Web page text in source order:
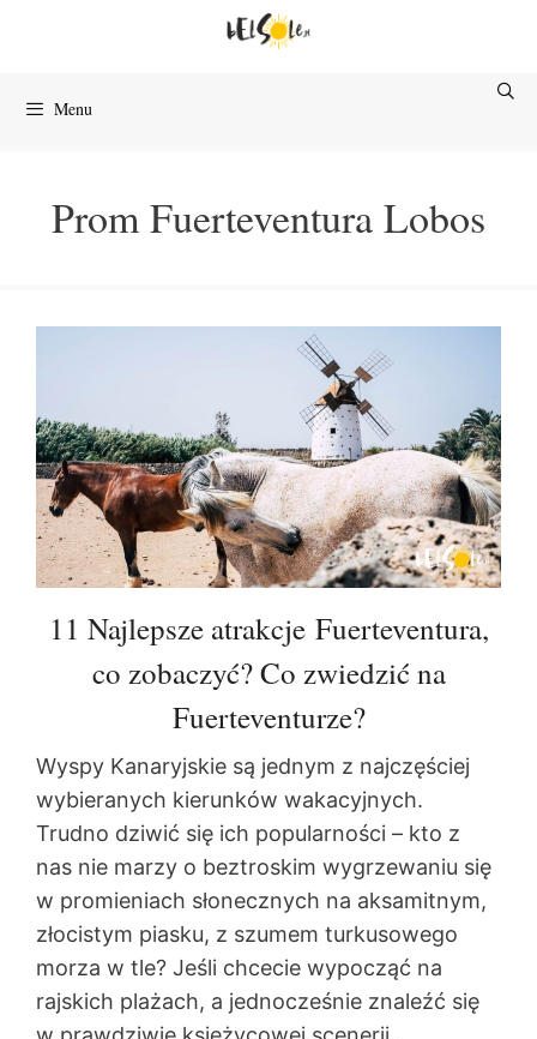
Menu
Prom Fuerteventura Lobos
11 Najlepsze atrakcje Fuerteventura,
co zobaczyć? Co zwiedzić na
Fuerteventurze?
Wyspy Kanaryjskie są jednym z najczęściej
wybieranych kierunków wakacyjnych.
Trudno dziwić się ich popularności – kto z
nas nie marzy o beztroskim wygrzewaniu się
w promieniach słonecznych na aksamitnym,
złocistym piasku, z szumem turkusowego
morza w tle? Jeśli chcecie wypocząć na
rajskich plażach, a jednocześnie znaleźć się